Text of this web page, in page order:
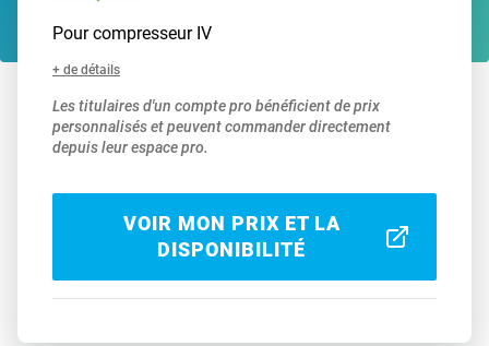
Pour compresseur IV
+ de détails
Les titulaires d'un compte pro bénéficient de prix
personnalisés et peuvent commander directement
depuis leur espace pro.
VOIR MON PRIX ET LA
DISPONIBILITÉ